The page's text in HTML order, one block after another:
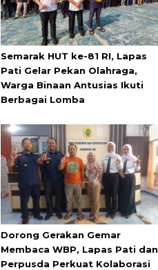
Semarak HUT ke-81 RI, Lapas
Pati Gelar Pekan Olahraga,
Warga Binaan Antusias Ikuti
Berbagai Lomba
Dorong Gerakan Gemar
Membaca WBP, Lapas Pati dan
Perpusda Perkuat Kolaborasi